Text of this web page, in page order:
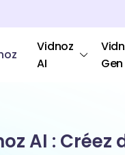
Vidnoz
AI
Gen
AI :